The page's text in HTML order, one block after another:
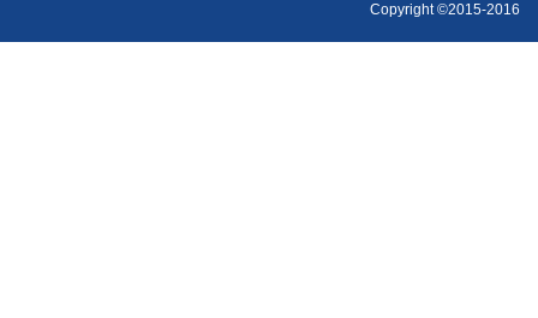
Copyright ©2015-2016